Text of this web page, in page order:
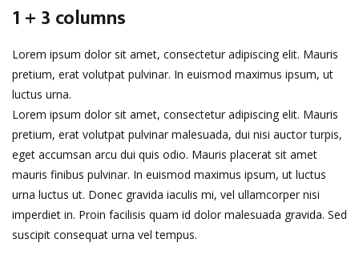
1 + 3 columns
Lorem ipsum dolor sit amet, consectetur adipiscing elit. Mauris
pretium, erat volutpat pulvinar. In euismod maximus ipsum, ut
luctus urna.
Lorem ipsum dolor sit amet, consectetur adipiscing elit. Mauris
pretium, erat volutpat pulvinar malesuada, dui nisi auctor turpis,
eget accumsan arcu dui quis odio. Mauris placerat sit amet
mauris finibus pulvinar. In euismod maximus ipsum, ut luctus
urna luctus ut. Donec gravida iaculis mi, vel ullamcorper nisi
imperdiet in. Proin facilisis quam id dolor malesuada gravida. Sed
suscipit consequat urna vel tempus.